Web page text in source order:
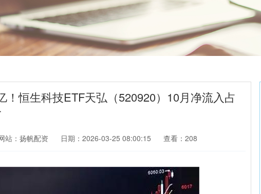
恒生科技ETF天弘（520920）10月净流入占
站：扬帆配资 日期：2026-03-25 08:00:15 查看：208